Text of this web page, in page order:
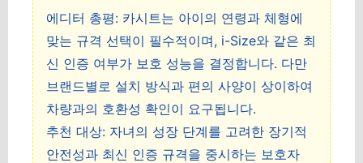
에디터 총평: 카시트는 아이의 연령과 체형에
맞는 규격 선택이 필수적이며, i-Size와 같은 최
신 인증 여부가 보호 성능을 결정합니다. 다만
브랜드별로 설치 방식과 편의 사양이 상이하여
차량과의 호환성 확인이 요구됩니다.
추천 대상: 자녀의 성장 단계를 고려한 장기적
안전성과 최신 인증 규격을 중시하는 보호자